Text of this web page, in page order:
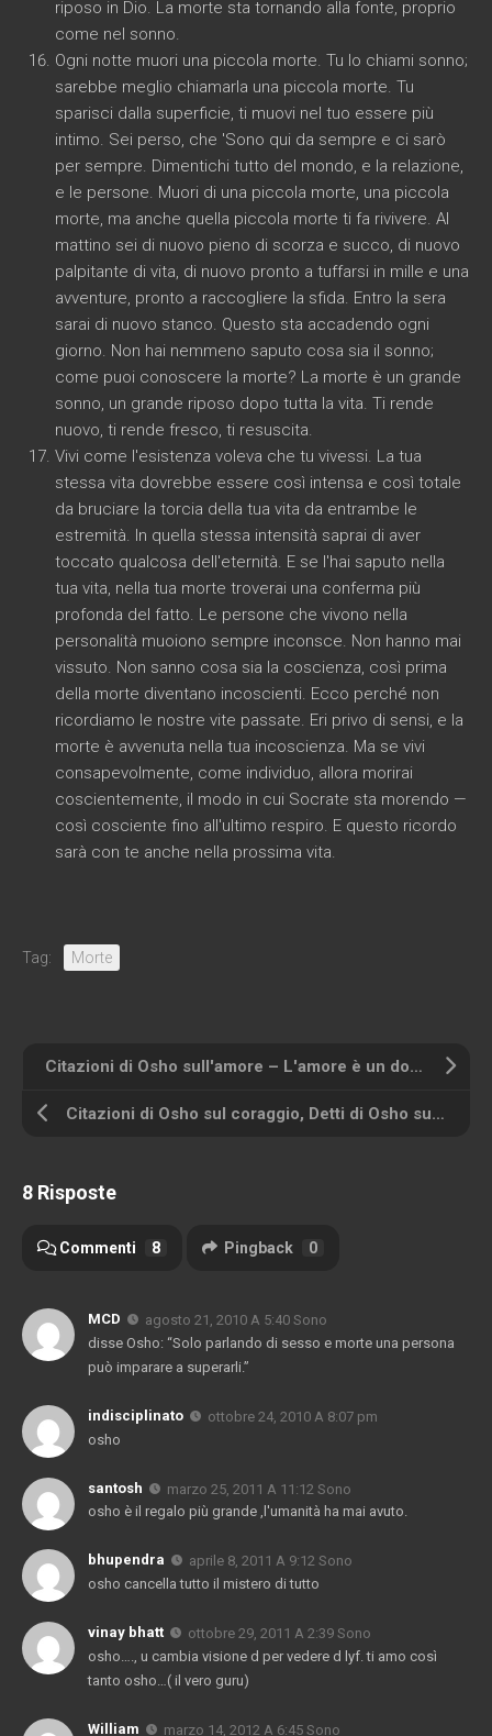
riposo in Dio. La morte sta tornando alla fonte, proprio
come nel sonno.
Ogni notte muori una piccola morte. Tu lo chiami sonno;
sarebbe meglio chiamarla una piccola morte. Tu
sparisci dalla superficie, ti muovi nel tuo essere più
intimo. Sei perso, che 'Sono qui da sempre e ci sarò
per sempre. Dimentichi tutto del mondo, e la relazione,
e le persone. Muori di una piccola morte, una piccola
morte, ma anche quella piccola morte ti fa rivivere. Al
mattino sei di nuovo pieno di scorza e succo, di nuovo
palpitante di vita, di nuovo pronto a tuffarsi in mille e una
avventure, pronto a raccogliere la sfida. Entro la sera
sarai di nuovo stanco. Questo sta accadendo ogni
giorno. Non hai nemmeno saputo cosa sia il sonno;
come puoi conoscere la morte? La morte è un grande
sonno, un grande riposo dopo tutta la vita. Ti rende
nuovo, ti rende fresco, ti resuscita.
Vivi come l'esistenza voleva che tu vivessi. La tua
stessa vita dovrebbe essere così intensa e così totale
da bruciare la torcia della tua vita da entrambe le
estremità. In quella stessa intensità saprai di aver
toccato qualcosa dell'eternità. E se l'hai saputo nella
tua vita, nella tua morte troverai una conferma più
profonda del fatto. Le persone che vivono nella
personalità muoiono sempre inconsce. Non hanno mai
vissuto. Non sanno cosa sia la coscienza, così prima
della morte diventano incoscienti. Ecco perché non
ricordiamo le nostre vite passate. Eri privo di sensi, e la
morte è avvenuta nella tua incoscienza. Ma se vivi
consapevolmente, come individuo, allora morirai
coscientemente, il modo in cui Socrate sta morendo —
così cosciente fino all'ultimo respiro. E questo ricordo
sarà con te anche nella prossima vita.
Tag: Morte
Citazioni di Osho sull'amore – L'amore è un dono incondizionato
Citazioni di Osho sul coraggio, Detti di Osho sul coraggio
8 Risposte
Commenti 8 Pingback 0
MCD
agosto 21, 2010 A 5:40 Sono
disse Osho: “Solo parlando di sesso e morte una persona
può imparare a superarli.”
indisciplinato
ottobre 24, 2010 A 8:07 pm
osho
santosh
marzo 25, 2011 A 11:12 Sono
osho è il regalo più grande ,l'umanità ha mai avuto.
bhupendra
aprile 8, 2011 A 9:12 Sono
osho cancella tutto il mistero di tutto
vinay bhatt
ottobre 29, 2011 A 2:39 Sono
osho…., u cambia visione d per vedere d lyf. ti amo così
tanto osho…( il vero guru)
William
marzo 14, 2012 A 6:45 Sono